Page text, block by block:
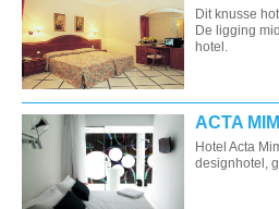
Dit knusse
De ligging
hotel.
ACTA
Hotel Acta
designhotel,